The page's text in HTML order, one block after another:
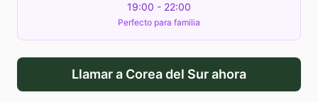
19:00 - 22:00
Perfecto para familia
Llamar a Corea del Surahora